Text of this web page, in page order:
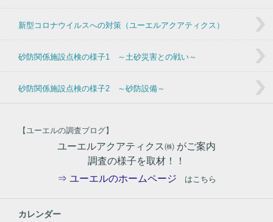
新型コロナウイルスへの対策（ユーエルアクアティクス）
砂防関係施設点検の様子1 ～土砂災害との戦い～
砂防関係施設点検の様子2 ～砂防設備～
【ユーエルの調査ブログ】
ユーエルアクアティクス㈱ がご案内
調査の様子を取材！！
⇒ ユーエルのホームページ はこちら
カレンダー